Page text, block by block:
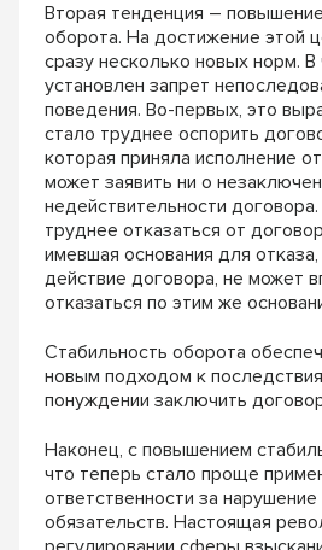
Вторая тенденция –
оборота. На достижение этой
сразу несколько новых норм. В
установлен запрет
поведения. Во-первых, это
стало труднее оспорить
которая приняла исполнение
может заявить ни о
недействительности
труднее отказаться от
имевшая основания для
действие договора, не может
отказаться по этим же
Стабильность оборота
новым подходом к
понуждении заключить
Наконец, с повышением
что теперь стало проще
ответственности за
обязательств. Настоящая